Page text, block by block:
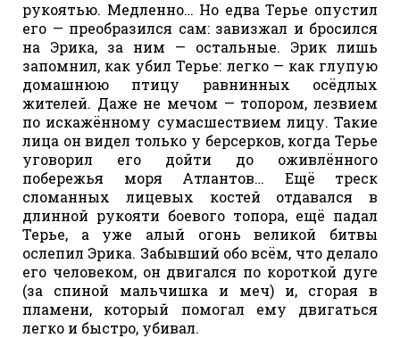
рукоятью. Медленно… Но едва Терье опустил
его — преобразился сам: завизжал и бросился
на Эрика, за ним — остальные. Эрик лишь
запомнил, как убил Терье: легко — как глупую
домашнюю птицу равнинных осёдлых
жителей. Даже не мечом — топором, лезвием
по искажённому сумасшествием лицу. Такие
лица он видел только у берсерков, когда Терье
уговорил его дойти до оживлённого
побережья моря Атлантов… Ещё треск
сломанных лицевых костей отдавался в
длинной рукояти боевого топора, ещё падал
Терье, а уже алый огонь великой битвы
ослепил Эрика. Забывший обо всём, что делало
его человеком, он двигался по короткой дуге
(за спиной мальчишка и меч) и, сгорая в
пламени, который помогал ему двигаться
легко и быстро, убивал.